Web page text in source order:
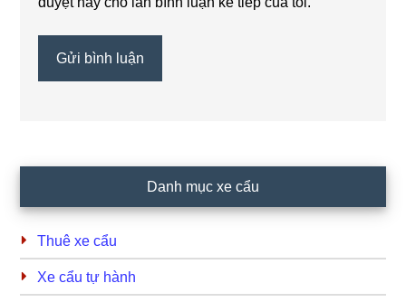
Sidebar
Danh mục xe cẩu
Thuê xe cẩu
Xe cẩu tự hành